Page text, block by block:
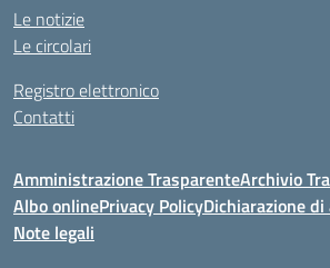
Le notizie
Le circolari
Registro elettronico
Contatti
Amministrazione TrasparenteArchivio
Albo onlinePrivacy PolicyDichiarazione
Note legali